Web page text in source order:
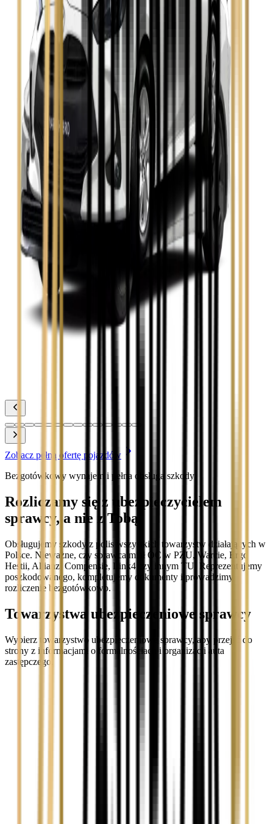
Skoda Fabia
Zobacz
Skoda Kamiq
Zobacz
Skoda Octavia
Zobacz
Toyota Avensis
Zobacz
Toyota Camry
Zobacz
Toyota Corolla
Toyota Prius
Zobacz pełną ofertę pojazdów
Bezgotówkowy wynajem i pełna obsługa szkody
Rozliczamy się z ubezpieczycielem
sprawcy, a nie z Tobą
Obsługujemy szkody z polis wszystkich towarzystw działających w
Polsce. Nieważne, czy sprawca miał OC w PZU, Warcie, Ergo
Hestii, Allianz, Compensie, Link4 czy innym TU. Reprezentujemy
poszkodowanego, kompletujemy dokumenty i prowadzimy
rozliczenie bezgotówkowo.
Towarzystwa ubezpieczeniowe sprawcy
Wybierz towarzystwo ubezpieczeniowe sprawcy, aby przejść do
strony z informacjami o formalnościach i organizacji auta
zastępczego.